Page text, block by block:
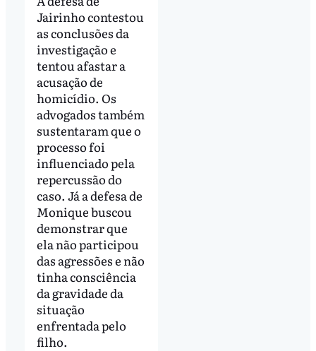
Jairinho contestou
as conclusões da
investigação e
tentou afastar a
acusação de
homicídio. Os
advogados também
sustentaram que o
processo foi
influenciado pela
repercussão do
caso. Já a defesa de
Monique buscou
demonstrar que
ela não participou
das agressões e não
tinha consciência
da gravidade da
situação
enfrentada pelo
filho.